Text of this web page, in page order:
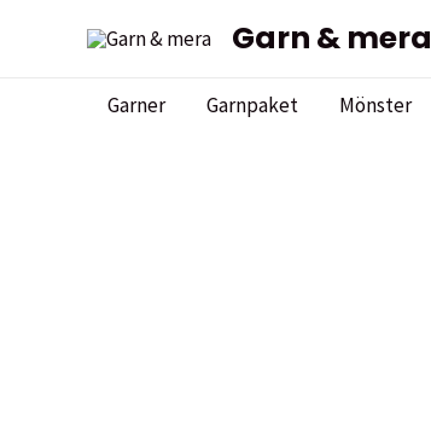
Garn & mera
Garner Garnpaket Mönster